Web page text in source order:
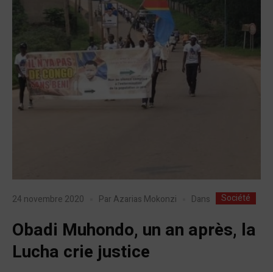
24 novembre 2020 Par Azarias Mokonzi Dans Société
Obadi Muhondo, un an après, la
Lucha crie justice